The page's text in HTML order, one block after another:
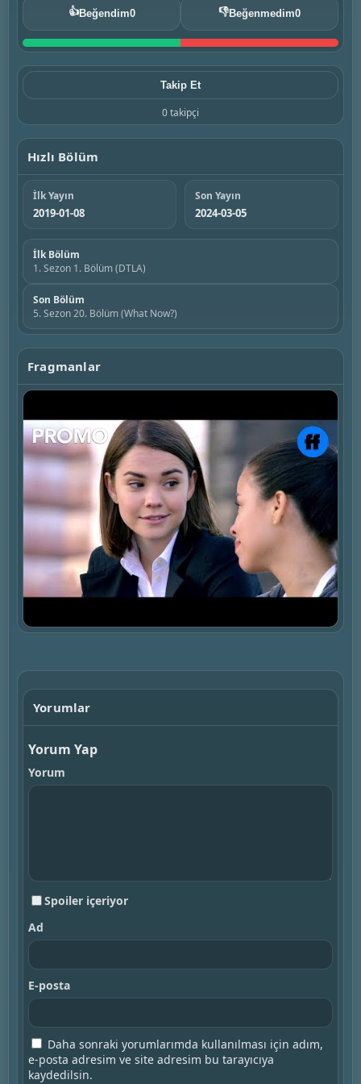
👍Beğendim0 👎Beğenmedim0
Takip Et
0 takipçi
Hızlı Bölüm
İlk Yayın
2019-01-08
Son Yayın
2024-03-05
İlk Bölüm
1. Sezon 1. Bölüm (DTLA)
Son Bölüm
5. Sezon 20. Bölüm (What Now?)
Fragmanlar
Yorumlar
Yorum Yap
Yorum
Spoiler içeriyor
Ad
E-posta
Daha sonraki yorumlarımda kullanılması için adım,
e-posta adresim ve site adresim bu tarayıcıya
kaydedilsin.